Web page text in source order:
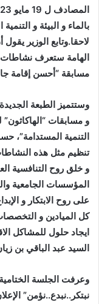
بالماء و البيئة و
لاحقا.وتابع الوزير
الهامة ستعرف نشاطات
مسابقة “أحسن إقامة
وستتميز الطبعة
و مسابقات “الهاكاثون”
التنمية المستدامة”،
تنظيم مثل هذه
و خلق روح التنافسية
المؤسسات الجامعية
على روح الابتكار و
كل الميادين و
ايجاد حلول للمشاكل
السيد عبد الباقي بن
وعرفت الجلسة
نبتكر..نبدع..نؤمن”